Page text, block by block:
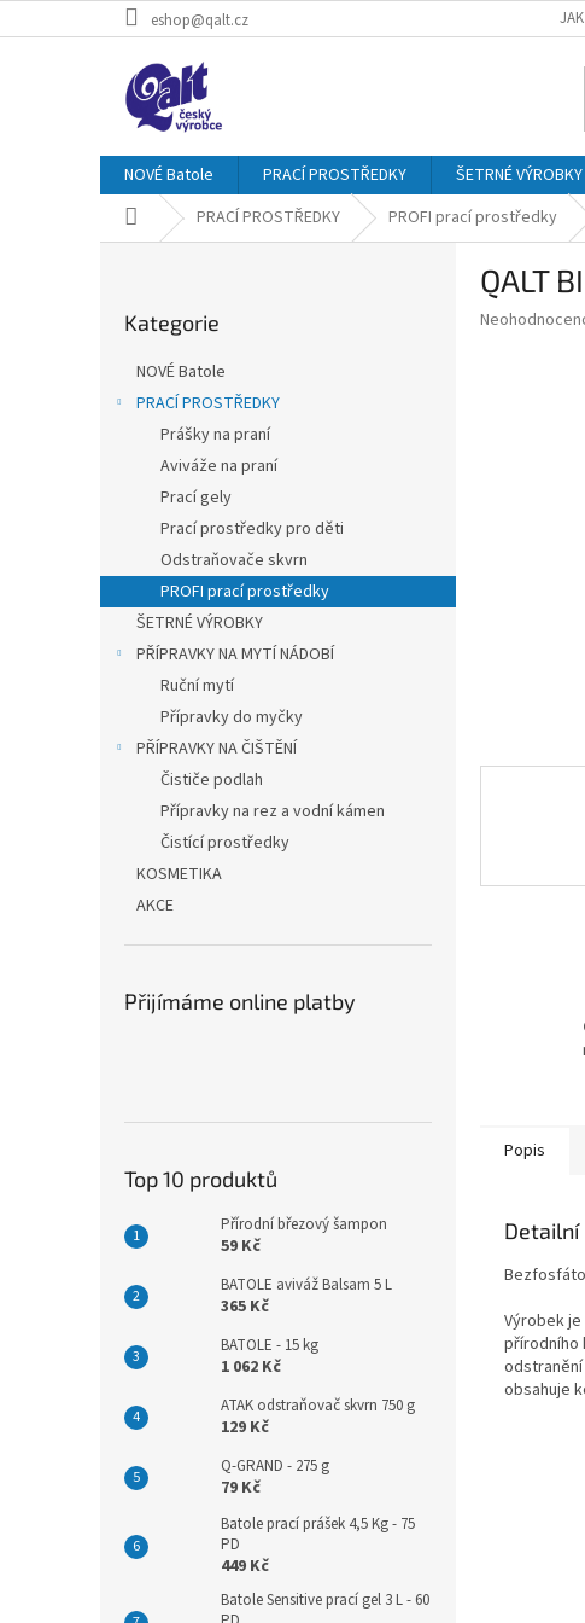
na
eshop@qalt.cz
NOVÉ Batole PRACÍ PROSTŘEDKY ŠETRNÉ VÝROBKY
Domů PRACÍ PROSTŘEDKY PROFI prací prostředky
e
l
kategorie
Kategorie
NOVÉ Batole
PRACÍ PROSTŘEDKY
Prášky na praní
Aviváže na praní
Prací gely
Prací prostředky pro děti
Odstraňovače skvrn
PROFI prací prostředky
ŠETRNÉ VÝROBKY
PŘÍPRAVKY NA MYTÍ NÁDOBÍ
Ruční mytí
Přípravky do myčky
PŘÍPRAVKY NA ČIŠTĚNÍ
Čističe podlah
Přípravky na rez a vodní kámen
Čistící prostředky
KOSMETIKA
AKCE
Přijímáme online platby
Top 10 produktů
Přírodní březový šampon
59 Kč
BATOLE aviváž Balsam 5 L
365 Kč
BATOLE - 15 kg
1 062 Kč
ATAK odstraňovač skvrn 750 g
129 Kč
Q-GRAND - 275 g
79 Kč
Batole prací prášek 4,5 Kg - 75
PD
449 Kč
Batole Sensitive prací gel 3 L - 60
QALT
Průměrné
Popis
Detailní
Výrobek je
přírodního
obsahuje